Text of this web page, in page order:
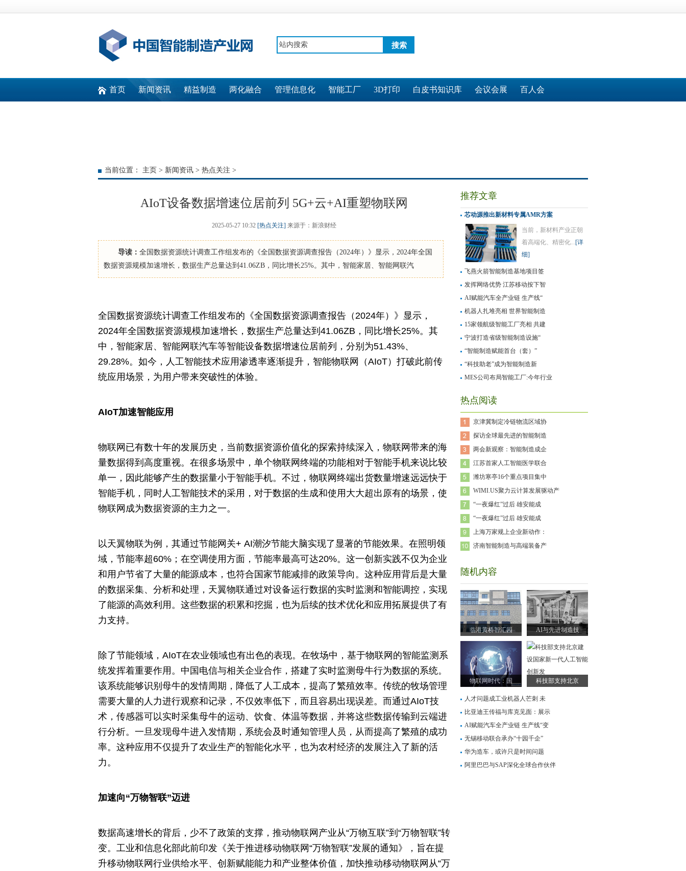
搜索
首页 新闻资讯 精益制造 两化融合 管理信息化 智能工厂 3D打印 白皮书知识库 会议会展 百人会
当前位置： 主页 > 新闻资讯 > 热点关注 >
AIoT设备数据增速位居前列 5G+云+AI重塑物联网
2025-05-27 10:32 [热点关注] 来源于：新浪财经
导读： 全国数据资源统计调查工作组发布的《全国数据资源调查报告（2024年）》显示，2024年全国
数据资源规模加速增长，数据生产总量达到41.06ZB，同比增长25%。其中，智能家居、智能网联汽
全国数据资源统计调查工作组发布的《全国数据资源调查报告（2024年）》显示，
2024年全国数据资源规模加速增长，数据生产总量达到41.06ZB，同比增长25%。其
中，智能家居、智能网联汽车等智能设备数据增速位居前列，分别为51.43%、
29.28%。如今，人工智能技术应用渗透率逐渐提升，智能物联网（AIoT）打破此前传
统应用场景，为用户带来突破性的体验。
AIoT加速智能应用
物联网已有数十年的发展历史，当前数据资源价值化的探索持续深入，物联网带来的海
量数据得到高度重视。在很多场景中，单个物联网终端的功能相对于智能手机来说比较
单一，因此能够产生的数据量小于智能手机。不过，物联网终端出货数量增速远远快于
智能手机，同时人工智能技术的采用，对于数据的生成和使用大大超出原有的场景，使
物联网成为数据资源的主力之一。
以天翼物联为例，其通过节能网关+ AI潮汐节能大脑实现了显著的节能效果。在照明领
域，节能率超60%；在空调使用方面，节能率最高可达20%。这一创新实践不仅为企业
和用户节省了大量的能源成本，也符合国家节能减排的政策导向。这种应用背后是大量
的数据采集、分析和处理，天翼物联通过对设备运行数据的实时监测和智能调控，实现
了能源的高效利用。这些数据的积累和挖掘，也为后续的技术优化和应用拓展提供了有
力支持。
除了节能领域，AIoT在农业领域也有出色的表现。在牧场中，基于物联网的智能监测系
统发挥着重要作用。中国电信与相关企业合作，搭建了实时监测母牛行为数据的系统。
该系统能够识别母牛的发情周期，降低了人工成本，提高了繁殖效率。传统的牧场管理
需要大量的人力进行观察和记录，不仅效率低下，而且容易出现误差。而通过AIoT技
术，传感器可以实时采集母牛的运动、饮食、体温等数据，并将这些数据传输到云端进
行分析。一旦发现母牛进入发情期，系统会及时通知管理人员，从而提高了繁殖的成功
率。这种应用不仅提升了农业生产的智能化水平，也为农村经济的发展注入了新的活
力。
加速向“万物智联”迈进
数据高速增长的背后，少不了政策的支撑，推动物联网产业从“万物互联”到“万物智联”转
变。工业和信息化部此前印发《关于推进移动物联网“万物智联”发展的通知》，旨在提
升移动物联网行业供给水平、创新赋能能力和产业整体价值，加快推动移动物联网从“万
推荐文章
芯动源推出新材料专属AMR方案
当前，新材料产业正朝
着高端化、精密化...[详
细]
飞燕火箭智能制造基地项目签
发挥网络优势 江苏移动按下智
AI赋能汽车全产业链 生产线“
机器人扎堆亮相 世界智能制造
15家领航级智能工厂亮相 共建
宁波打造省级智能制造设施“
“智能制造赋能首台（套）”
“科技助老”成为智能制造新
MES公司布局智能工厂:今年行业
热点阅读
京津冀制定冷链物流区域协
探访全球最先进的智能制造
两会新观察：智能制造成企
江苏首家人工智能医学联合
潍坊寒亭16个重点项目集中
WIMI.US聚力云计算发展驱动产
“一夜爆红”过后 雄安能成
“一夜爆红”过后 雄安能成
上海万家规上企业新动作：
济南智能制造与高端装备产
随机内容
临港黄桥智汇园 AI与先进制造技
物联网时代：国 科技部支持北京
人才问题成工业机器人芒刺 未
比亚迪王传福与库克见面：展示
AI赋能汽车全产业链 生产线“变
无锡移动联合承办“十园千企”
华为造车，或许只是时间问题
阿里巴巴与SAP深化全球合作伙伴